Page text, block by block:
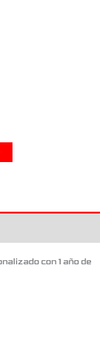
con 1 año de